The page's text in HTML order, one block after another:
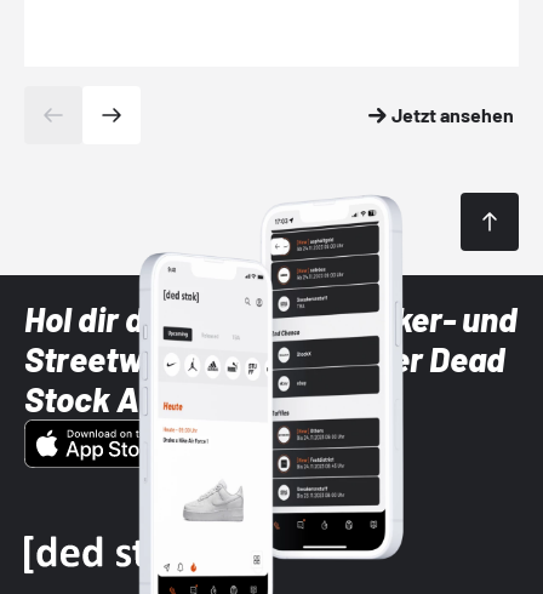
Jetzt ansehen
Hol dir die neuesten Sneaker- und
Streetwear-Brands mit der Dead
Stock App